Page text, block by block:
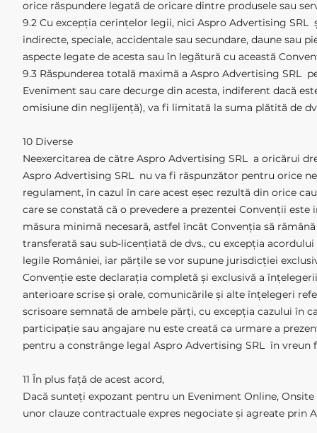
orice răspundere legată de oricare dintre produsele sau
9.2 Cu excepția cerințelor legii, nici Aspro Advertising
indirecte, speciale, accidentale sau secundare, daune sau
aspecte legate de acesta sau în legătură cu această
9.3 Răspunderea totală maximă a Aspro Advertising SRL
Eveniment sau care decurge din acesta, indiferent dacă
omisiune din neglijență), va fi limitată la suma plătită de
10 Diverse
Neexercitarea de către Aspro Advertising SRL a oricărui
Aspro Advertising SRL nu va fi răspunzător pentru orice
regulament, în cazul în care acest eșec rezultă din orice
care se constată că o prevedere a prezentei Convenții
măsura minimă necesară, astfel încât Convenția să
transferată sau sub-licențiată de dvs., cu excepția
legile României, iar părțile se vor supune jurisdicției
Convenție este declarația completă și exclusivă a
anterioare scrise și orale, comunicările și alte înțelegeri
scrisoare semnată de ambele părți, cu excepția cazului în
participație sau angajare nu este creată ca urmare a
pentru a constrânge legal Aspro Advertising SRL în vreun
11 În plus față de acest acord,
Dacă sunteți expozant pentru un Eveniment Online,
unor clauze contractuale expres negociate și agreate prin